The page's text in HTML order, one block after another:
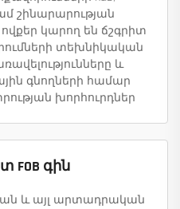
շինարարության
կարող են ճշգրիտ
տեխնիկական
և
գնողների համար
խորհուրդներ
գին
և այլ արտադրական